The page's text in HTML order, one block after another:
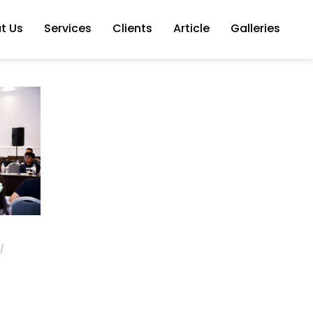
Us Services Clients Article Galleries